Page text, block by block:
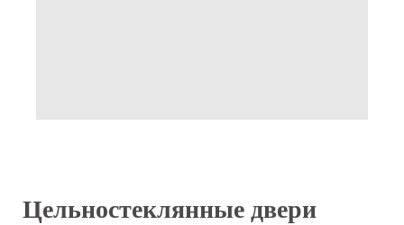
Цельностеклянные двери